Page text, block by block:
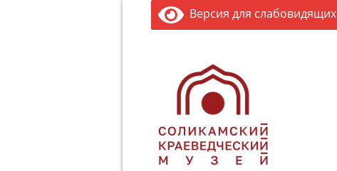
Версия для слабовидящих